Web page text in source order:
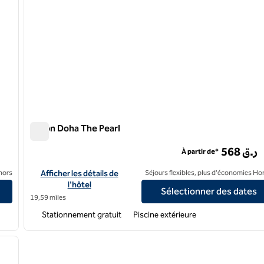
Hilton Doha The Pearl
Afficher les détails de l'hôtel Hilton Doha The Pearl
Afficher les détails de
l'hôtel
19,59 miles
À partir de* 568 ر.ق
Séjours flexibles, plus d'économies
Sélectionner des dates
Stationnement gratuit Piscine extérieure
image suivante